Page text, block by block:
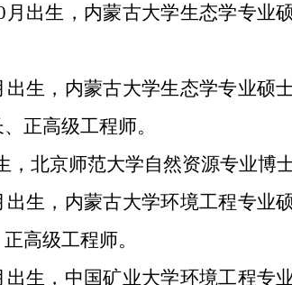
月出生，内蒙古大学生态学专
生，内蒙古大学生态学专业
正高级工程师。
，北京师范大学自然资源专业博
生，内蒙古大学环境工程专
高级工程师。
生，中国矿业大学环境工程